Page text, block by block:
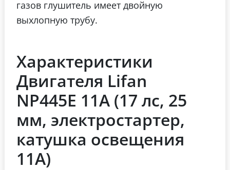
газов глушитель имеет двойную
выхлопную трубу.
Характеристики
Двигателя Lifan
NP445E 11А (17 лс, 25
мм, электростартер,
катушка освещения
11А)